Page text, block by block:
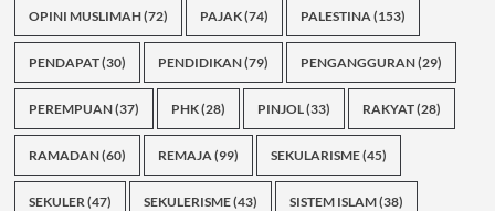
OPINI MUSLIMAH(72) PAJAK(74) PALESTINA(153)
PENDAPAT(30) PENDIDIKAN(79) PENGANGGURAN(29)
PEREMPUAN(37) PHK(28) PINJOL(33) RAKYAT(28)
RAMADAN(60) REMAJA(99) SEKULARISME(45)
SEKULER(47) SEKULERISME(43) SISTEM ISLAM(38)